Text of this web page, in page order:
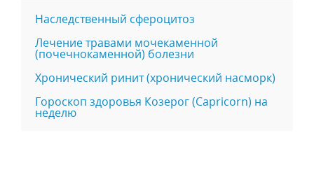
Наследственный сфероцитоз
Лечение травами мoчeкaмeнной
(пoчeчнoкaмeнной) бoлeзни
Хронический ринит (хронический насморк)
Гороскоп здоровья Козерог (Capricorn) на
неделю